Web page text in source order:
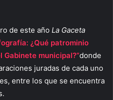
de este año La Gaceta
¿Qué patrominio
Gabinete municipal?”donde
juradas de cada uno
entre los que se encuentra